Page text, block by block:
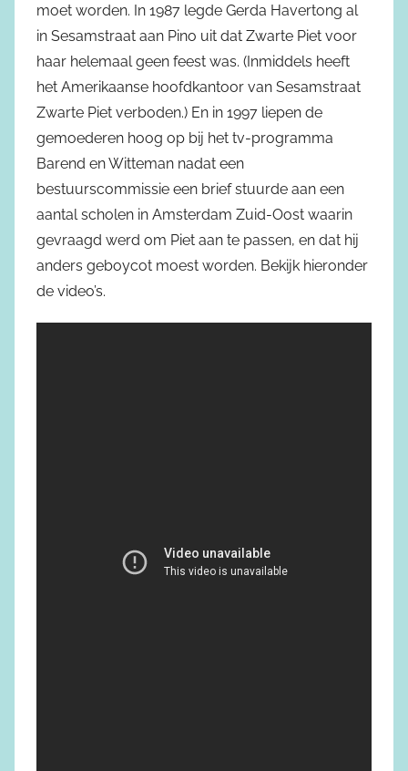
moet worden. In 1987 legde Gerda Havertong al
in Sesamstraat aan Pino uit dat Zwarte Piet voor
haar helemaal geen feest was. (Inmiddels heeft
het Amerikaanse hoofdkantoor van Sesamstraat
Zwarte Piet verboden.) En in 1997 liepen de
gemoederen hoog op bij het tv-programma
Barend en Witteman nadat een
bestuurscommissie een brief stuurde aan een
aantal scholen in Amsterdam Zuid-Oost waarin
gevraagd werd om Piet aan te passen, en dat hij
anders geboycot moest worden. Bekijk hieronder
de video’s.